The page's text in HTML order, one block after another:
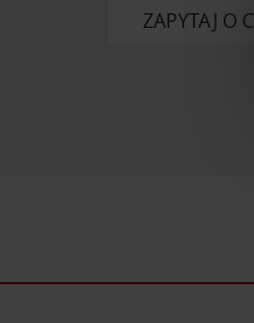
ZAPYTAJ O